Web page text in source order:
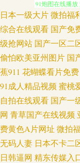
产九九 国产福
懂得 亚洲蜜桃
91免费看片白丝
在线免费观看
线观看 91乱
综合 欧美淫啪
日本一级大片微拍福
综合在线观看 国产免
级抢网站 国产一区二
偷怕欧美亚州图片 国
蕉911 花蝴蝶看片免费
91成人精品视频 蜜桃
自拍在线观看 国产一
网 青草国产在线视频
费黄色A片网址 微拍
无码人妻 日本不卡二
日韩逼网 精东传媒入